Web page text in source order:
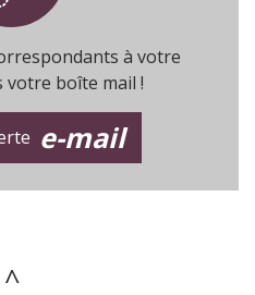
à votre
votre boîte mail !
e-mail